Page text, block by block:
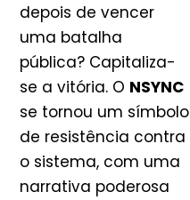
depois de vencer
uma batalha
pública? Capitaliza-
se a vitória. O NSYNC
se tornou um símbolo
de resistência contra
o sistema, com uma
narrativa poderosa